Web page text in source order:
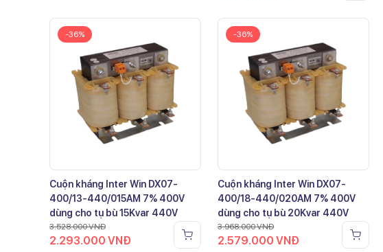
-36%
Cuộn kháng Inter Win DX07-
400/13-440/015AM 7% 400V
dùng cho tụ bù 15Kvar 440V
3.528.000VNĐ
2.293.000 VNĐ
-36%
Cuộn kháng Inter Win DX07-
400/18-440/020AM 7% 400V
dùng cho tụ bù 20Kvar 440V
3.968.000VNĐ
2.579.000 VNĐ